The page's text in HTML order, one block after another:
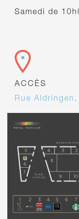
Samedi de
ACCÈS
Rue